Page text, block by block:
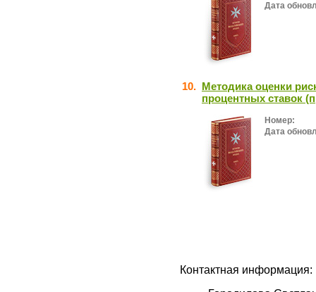
Дата
10. Методика оценки
процентных ставок
Номер:
Дата
Контактная информация: